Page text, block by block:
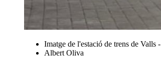
Imatge de l'estació de trens de Valls -
Albert Oliva